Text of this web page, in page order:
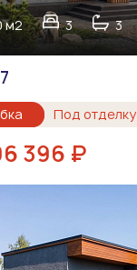
м2 3 3
Под отделку
396 ₽